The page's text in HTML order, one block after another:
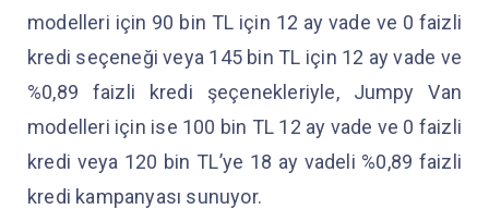
modelleri için 90 bin TL için 12 ay vade ve 0 faizli
kredi seçeneği veya 145 bin TL için 12 ay vade ve
%0,89 faizli kredi şeçenekleriyle, Jumpy Van
modelleri için ise 100 bin TL 12 ay vade ve 0 faizli
kredi veya 120 bin TL’ye 18 ay vadeli %0,89 faizli
kredi kampanyası sunuyor.